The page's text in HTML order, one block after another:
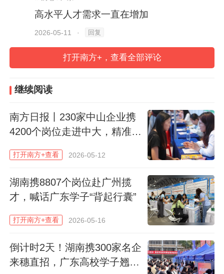
人、200人。
校、新兴大学等进一步释放了对高水平人才
位的佛山大学，在此次招聘会上投放了25个
博士后岗位和20个特聘青年研究员岗位，引
来不少求职者驻足。
“以前没有博士点时，一些高层次人才即使有
意向，也会担心发展空间，如今学校对人才
的吸引力明显增强了。”佛山大学招聘负责人
人才，目前已收到超600份简历，部分岗位
已接近满额。
高水平人才需求一直在增加
2026-05-11 · 回复
打开南方+，查看全部评论
继续阅读
南方日报丨230家中山企业携
4200个岗位走进中大，精准邀
打开南方+查看 2026-05-12
湖南携8807个岗位赴广州揽
才，喊话广东学子“背起行囊”
打开南方+查看 2026-05-16
倒计时2天！湖南携300家名企
来穗直招，广东高校学子翘首